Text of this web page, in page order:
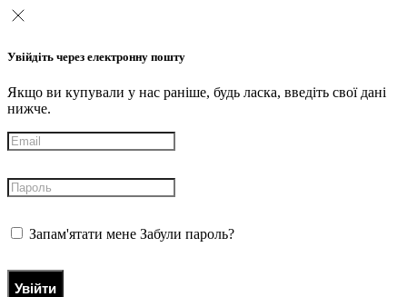
Увійдіть через електронну пошту
Якщо ви купували у нас раніше, будь ласка, введіть свої дані
нижче.
Запам'ятати мене Забули пароль?
Увійти